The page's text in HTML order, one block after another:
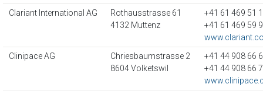
Clariant International AG
Rothausstrasse 61
4132 Muttenz
+41 61 469 51
+41 61 469 59
Clinipace AG
Chriesbaumstrasse 2
8604 Volketswil
+41 44 908 66
+41 44 908 66